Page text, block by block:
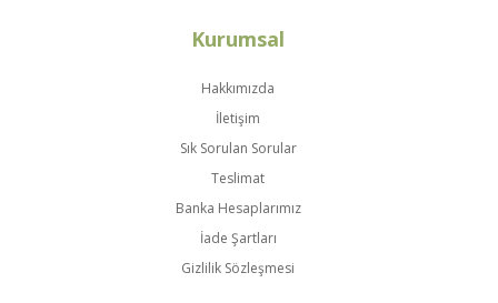
Kurumsal
Hakkımızda
İletişim
Sık Sorulan Sorular
Teslimat
Banka Hesaplarımız
İade Şartları
Gizlilik Sözleşmesi